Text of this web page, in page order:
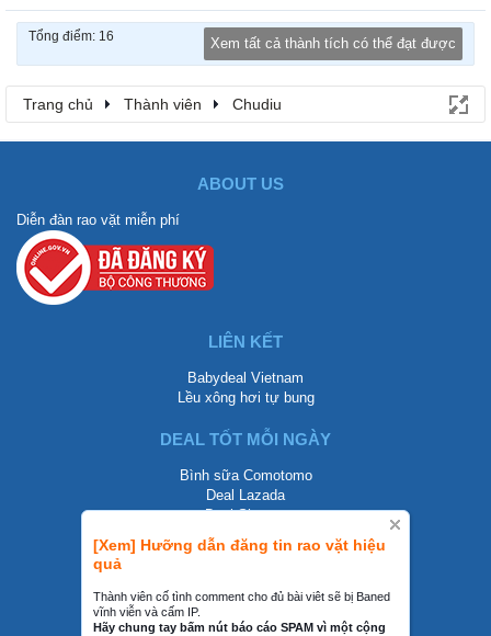
[Xem] Hưỡng dẫn đăng tin rao vặt hiệu
quả
Thành viên cố tình comment cho đủ bài viêt sẽ bị Baned
vĩnh viễn và cấm IP.
Hãy chung tay bấm nút báo cáo SPAM vì một cộng
Tổng điểm: 16 Xem tất cả thành tích có thể đạt được
Trang chủ Thành viên Chudiu
ABOUT US
Diễn đàn rao vặt miễn phí
LIÊN KẾT
Babydeal Vietnam
Lều xông hơi tự bung
DEAL TỐT MỖI NGÀY
Bình sữa Comotomo
Deal Lazada
Deal Shopee
LIÊN HỆ
0858002468
contact@mraovat.vn